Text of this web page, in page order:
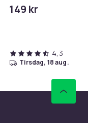
149 kr
4,3
tirsdag, 18 aug.